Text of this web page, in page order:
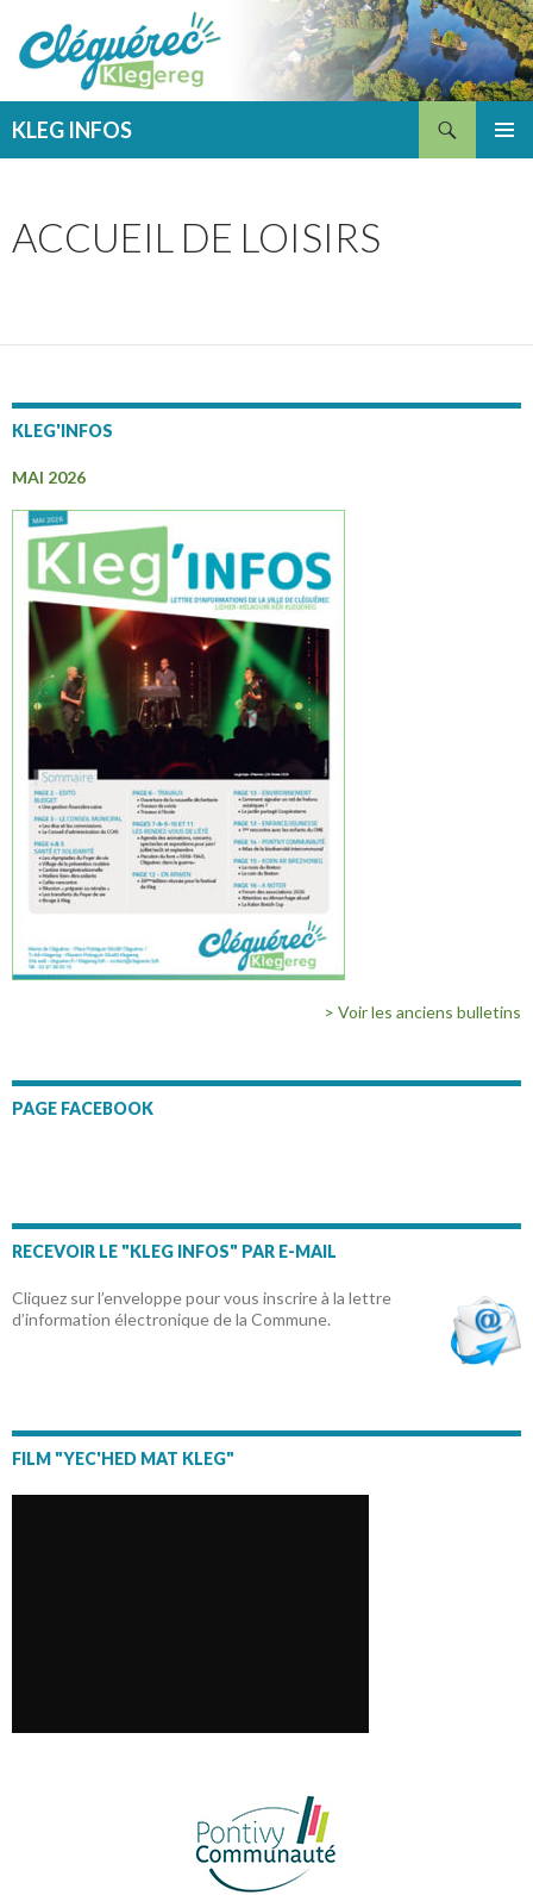
KLEG INFOS
ACCUEIL DE LOISIRS
KLEG'INFOS
MAI 2026
> Voir les anciens bulletins
PAGE FACEBOOK
RECEVOIR LE "KLEG INFOS" PAR E-MAIL
Cliquez sur l’enveloppe pour vous inscrire à la lettre
d’information électronique de la Commune.
FILM "YEC'HED MAT KLEG"